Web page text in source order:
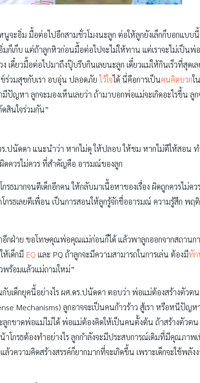
จะอิ่ม มื้อต่อไปอีกสามชั่วโมงนะลูก ต่อให้ลูกยังเล็กก็บอกแบ
มก็เก็บ แต่ถ้าลูกหิวก่อนมื้อต่อไปจะไม่ให้ทาน แต่เราจะไม่เป็น
ดี๋ยวมื้อต่อไปมาถึงปุ๊บรีบกินเลยนะลูก เดี๋ยวแม่ให้กินเร็วที่สุด
ร่วมสุขกับเรา อบอุ่น ปลอดภัยไว้ใจได้ นี่คือการเป็นคนคิดบวกใ
ญหา ลูกจะมองเห็นเลยว่า ถ้ามาบอกพ่อแม่จะเกิดอะไรขึ้น ลูก
สินใจร่วมกัน”
.ปนัดดา แนะนำว่า หากไม่ดุ ให้ปลอบ ให้ชม หากไม่ตีให้สอน
ผิดควรไม่ควร ที่สำคัญคือ อารมณ์ของลูก
รธมากจนตีเด็กอีกคน ให้กลับมาเนื้อหาของเรื่อง ผิดถูกควรไม่ค
รธเลยตีเพื่อน เป็นการสอนให้ลูกรู้จักชื่ออารมณ์ ความรู้สึก พฤติ
กฝ่าย ขอโทษคุณพ่อคุณแม่ก่อนก็ได้ แล้วพาลูกออกจากสถานก
ห้เด็กมี EQ และ PQ ถ้าลูกจะมีความสามารถในการเล่น ต้องมีทัก
พร้อมแล้วแม่ถามใหม่”
กับเด็กยุคนี้อย่างไร ผศ.ดร.ปนัดดา ตอบว่า พ่อแม่ต้องสร้างตัวต
Mechanisms) ลูกอาจจะเป็นคนก้าวร้าว สู้เรา หรือหนี
าะลูกขาดพ่อแม่ไม่ได้ พ่อแม่ต้องคิดให้เป็นคนตั้งต้น ถ้าสร้างตั
าโกรธต้องทำอย่างไร ลูกกำลังจะมีประสบการณ์เดิมที่มีคุณภ
ล้วความคิดสร้างสรรค์ก็ยากมากที่จะเกิดขึ้น เพราะเด็กจะใช้พ